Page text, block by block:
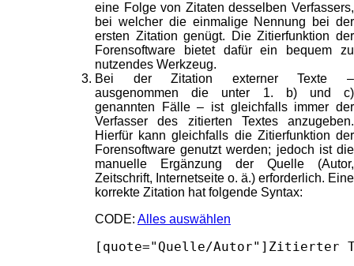
eine Folge von Zitaten desselben Verfassers,
bei welcher die einmalige Nennung bei der
ersten Zitation genügt. Die Zitierfunktion der
Forensoftware bietet dafür ein bequem zu
nutzendes Werkzeug.
Bei der Zitation externer Texte –
ausgenommen die unter 1. b) und c)
genannten Fälle – ist gleichfalls immer der
Verfasser des zitierten Textes anzugeben.
Hierfür kann gleichfalls die Zitierfunktion der
Forensoftware genutzt werden; jedoch ist die
manuelle Ergänzung der Quelle (Autor,
Zeitschrift, Internetseite o. ä.) erforderlich. Eine
korrekte Zitation hat folgende Syntax:
CODE: Alles auswählen
[quote="Quelle/Autor"]Zitierter